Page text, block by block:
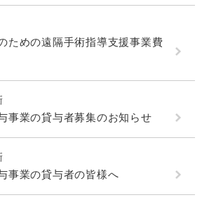
ための遠隔手術指導支援事業費
事業の貸与者募集のお知らせ
事業の貸与者の皆様へ